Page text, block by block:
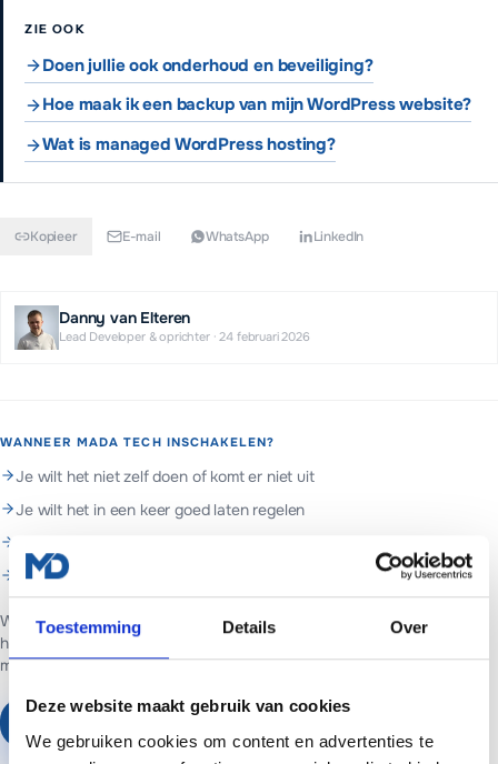
Toestemming Details Over
Deze website maakt gebruik van cookies
We gebruiken cookies om content en advertenties te
ZIE OOK
Doen jullie ook onderhoud en beveiliging?
Hoe maak ik een backup van mijn WordPress website?
Wat is managed WordPress hosting?
Kopieer E-mail WhatsApp LinkedIn
Danny van Elteren
Lead Developer & oprichter·24 februari 2026
WANNEER MADA TECH INSCHAKELEN?
Je wilt het niet zelf doen of komt er niet uit
Je wilt het in een keer goed laten regelen
Je wilt hulp met e-mail & hosting
Web- en marketingpartner in Assen. Websites voor ondernemers in
heel Nederland.
Websites vanaf €699 of €65 per maand inclusief
managed hosting en basis SEO.